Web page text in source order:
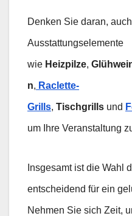
Denken Sie daran,
Ausstattungselemente
wie Heizpilze,
n, Raclette-
Grills, Tischgrills und
um Ihre Veranstaltung
Insgesamt ist die Wahl
entscheidend für ein
Nehmen Sie sich Zeit,